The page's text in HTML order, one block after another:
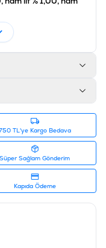
TL'ye Kargo Bedava
Süper Sağlam Gönderim
Kapıda Ödeme